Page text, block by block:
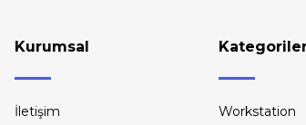
Kurumsal
İletişim Workstation